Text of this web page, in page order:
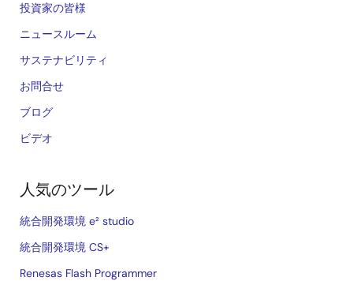
投資家の皆様
ニュースルーム
サステナビリティ
お問合せ
ブログ
ビデオ
人気のツール
統合開発環境 e² studio
統合開発環境 CS+
Renesas Flash Programmer